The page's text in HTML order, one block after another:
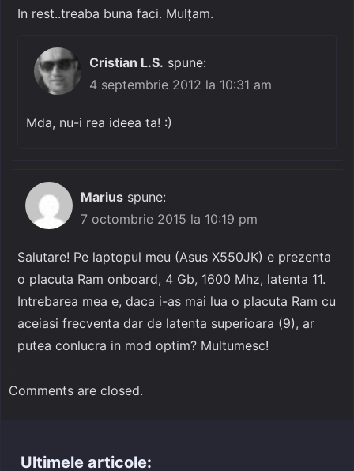
In rest..treaba buna faci. Mulţam.
Cristian L.S. spune:
4 septembrie 2012 la 10:31 am
Mda, nu-i rea ideea ta! :)
Marius spune:
7 octombrie 2015 la 10:19 pm
Salutare! Pe laptopul meu (Asus X550JK) e prezenta
o placuta Ram onboard, 4 Gb, 1600 Mhz, latenta 11.
Intrebarea mea e, daca i-as mai lua o placuta Ram cu
aceiasi frecventa dar de latenta superioara (9), ar
putea conlucra in mod optim? Multumesc!
Comments are closed.
Ultimele articole: